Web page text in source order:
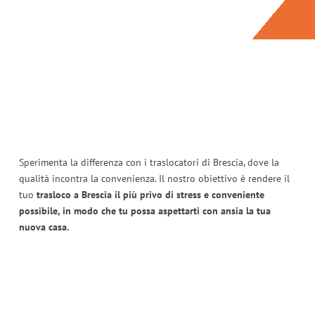
Sperimenta la differenza con i traslocatori di Brescia, dove la
qualità incontra la convenienza. Il nostro obiettivo è rendere il
tuo trasloco a Brescia il più privo di stress e conveniente
possibile, in modo che tu possa aspettarti con ansia la tua
nuova casa.